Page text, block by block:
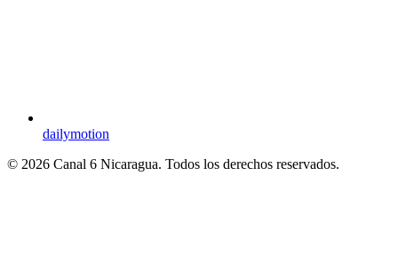
dailymotion
© 2026 Canal 6 Nicaragua. Todos los derechos reservados.